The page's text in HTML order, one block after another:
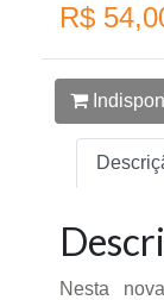
R$
Nesta